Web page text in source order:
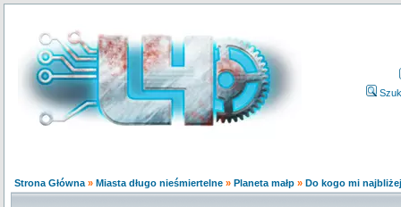
Strona Główna » Miasta długo nieśmiertelne » Planeta małp » Do kogo mi najbliżej